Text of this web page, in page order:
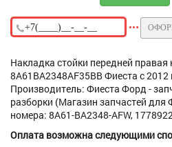
Накладка стойки передней
8A61BA2348AF35BB Фиеста с 2012
Производитель: Фиеста Форд -
разборки (Магазин запчастей
номера: 8A61-BA2348-AFW,
Оплата возможна следующими